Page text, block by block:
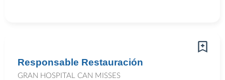
Responsable Restauración
GRAN HOSPITAL CAN MISSES